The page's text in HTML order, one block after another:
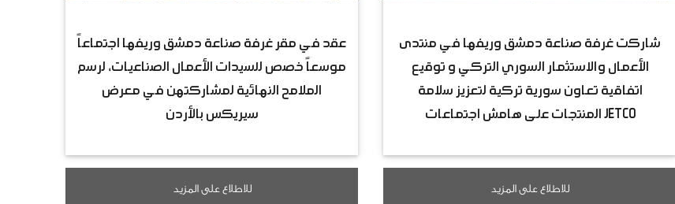
شاركت غرفة صناعة دمشق وريفها في منتدى
الأعمال والاستثمار السوري التركي و توقيع
اتفاقية تعاون سورية تركية لتعزيز سلامة
المنتجات على هامش اجتماعات JETCO
للاطلاع على المزيد
عقد في مقر غرفة صناعة دمشق وريفها اجتماعاً
موسعاً خصص للسيدات الأعمال الصناعيات، لرسم
الملامح النهائية لمشاركتهن في معرض
سيريكس بالأردن
للاطلاع على المزيد